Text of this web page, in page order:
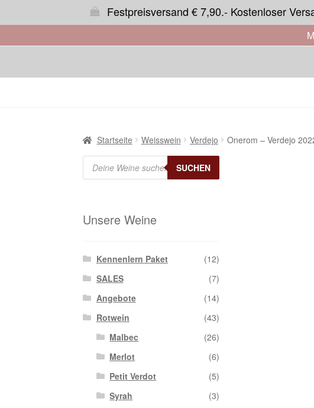
Festpreisversand € 7,90.- Kostenloser
Startseite Weisswein Verdejo Onerom – Verdejo
Products
search SUCHEN
Unsere Weine
Kennenlern Paket
(12)
SALES
(7)
Angebote
(14)
Rotwein
(43)
Malbec
(26)
Merlot
(6)
Petit Verdot
(5)
Syrah
(3)